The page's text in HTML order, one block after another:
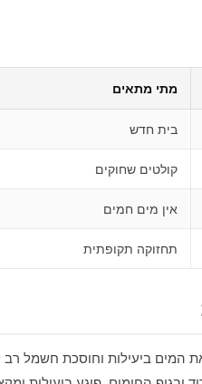
מתי מתאים
בית חדש
קולטים שחוקים
אין מים חמים
תחזוקה תקופתית
ביעילות וחוסכת חשמל